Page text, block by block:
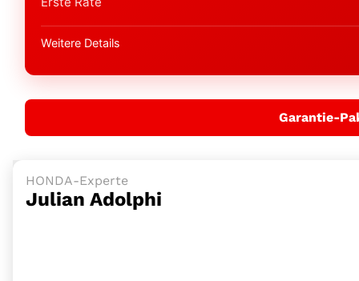
Weitere Details
Garantie-
HONDA-Experte
Julian Adolphi